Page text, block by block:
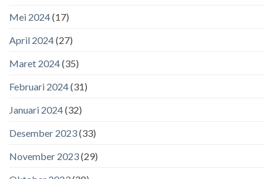
Mei 2024(17)
April 2024(27)
Maret 2024(35)
Februari 2024(31)
Januari 2024(32)
Desember 2023(33)
November 2023(29)